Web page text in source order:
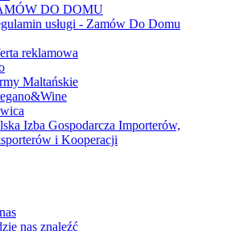
DO DOMU
usługi - Zamów Do Domu
reklamowa
Maltańskie
Izba Gospodarcza Importerów,
i Kooperacji
nas znaleźć